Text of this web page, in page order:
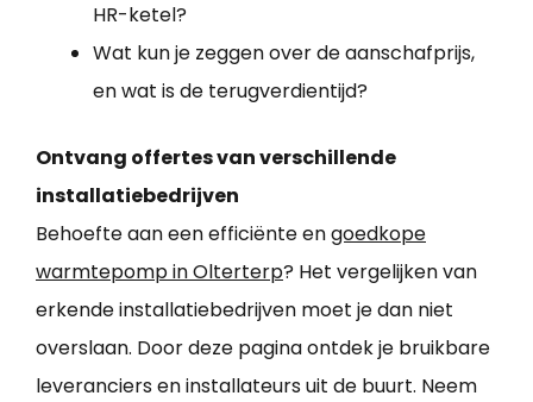
HR-ketel?
Wat kun je zeggen over de aanschafprijs,
en wat is de terugverdientijd?
Ontvang offertes van verschillende
installatiebedrijven
Behoefte aan een efficiënte engoedkope
warmtepomp in Olterterp? Het vergelijken van
erkende installatiebedrijven moet je dan niet
overslaan. Door deze pagina ontdek je bruikbare
leveranciers en installateurs uit de buurt. Neem